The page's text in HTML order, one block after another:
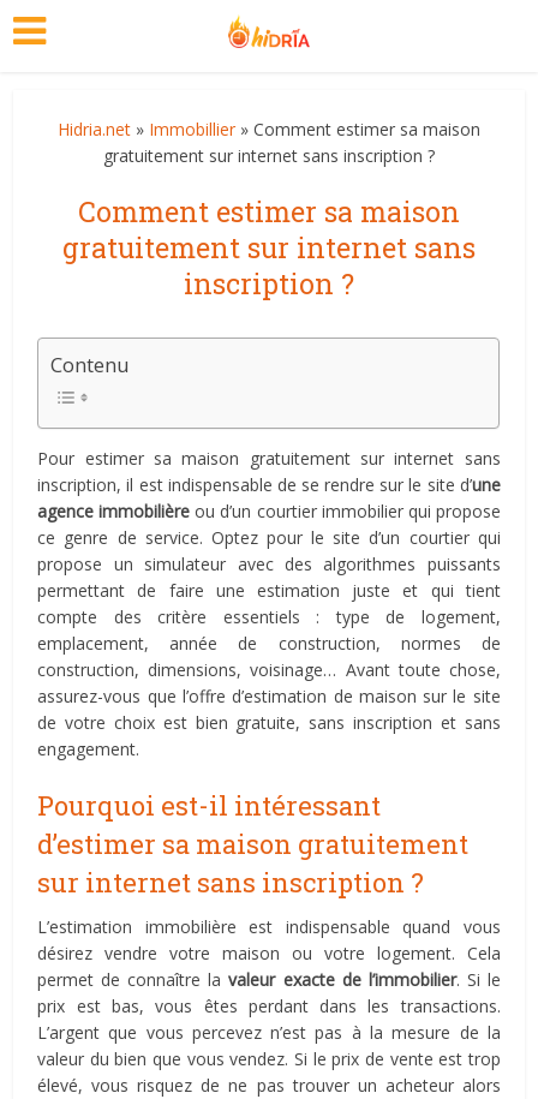
Hidria.net » Immobillier » Comment estimer sa maison
gratuitement sur internet sans inscription ?
Comment estimer sa maison
gratuitement sur internet sans
inscription ?
Contenu
Pour estimer sa maison gratuitement sur internet sans
inscription, il est indispensable de se rendre sur le site d’une
agence immobilière ou d’un courtier immobilier qui propose
ce genre de service. Optez pour le site d’un courtier qui
propose un simulateur avec des algorithmes puissants
permettant de faire une estimation juste et qui tient
compte des critère essentiels : type de logement,
emplacement, année de construction, normes de
construction, dimensions, voisinage… Avant toute chose,
assurez-vous que l’offre d’estimation de maison sur le site
de votre choix est bien gratuite, sans inscription et sans
engagement.
Pourquoi est-il intéressant
d’estimer sa maison gratuitement
sur internet sans inscription ?
L’estimation immobilière est indispensable quand vous
désirez vendre votre maison ou votre logement. Cela
permet de connaître lavaleur exacte de l’immobilier. Si le
prix est bas, vous êtes perdant dans les transactions.
L’argent que vous percevez n’est pas à la mesure de la
valeur du bien que vous vendez. Si le prix de vente est trop
élevé, vous risquez de ne pas trouver un acheteur alors